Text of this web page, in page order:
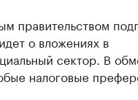
правительством
о вложениях в
сектор. В
налоговые